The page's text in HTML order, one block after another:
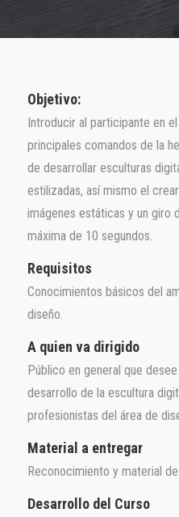
Objetivo:
Introducir al participante en
principales comandos de la
de desarrollar esculturas
estilizadas, así mismo el
imágenes estáticas y un giro
máxima de 10 segundos.
Requisitos
Conocimientos básicos del
diseño.
A quien va dirigido
Público en general que
desarrollo de la escultura
profesionistas del área de
Material a entregar
Reconocimiento y material
Desarrollo del Curso